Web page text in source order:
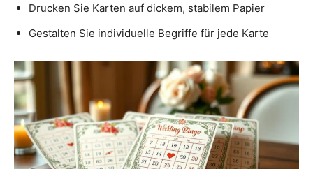
Drucken Sie Karten auf dickem, stabilem Papier
Gestalten Sie individuelle Begriffe für jede Karte